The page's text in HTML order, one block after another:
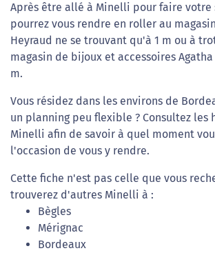
Après être allé à Minelli pour faire votre
pourrez vous rendre en roller au
Heyraud ne se trouvant qu'à 1 m ou à
magasin de bijoux et accessoires
m.
Vous résidez dans les environs de
un planning peu flexible ? Consultez les
Minelli afin de savoir à quel moment
l'occasion de vous y rendre.
Cette fiche n'est pas celle que vous
trouverez d'autres Minelli à :
Bègles
Mérignac
Bordeaux